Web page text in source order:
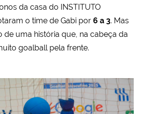
da casa do INSTITUTO
o time de Gabi por 6 a 3. Mas
de uma história que, na cabeça da
goalball pela frente.